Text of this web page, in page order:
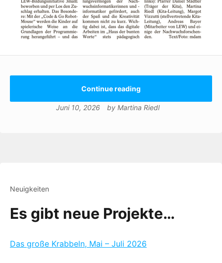
Continue reading
Juni 10, 2026 by Martina Riedl
Neuigkeiten
Es gibt neue Projekte…
Das große Krabbeln, Mai – Juli 2026